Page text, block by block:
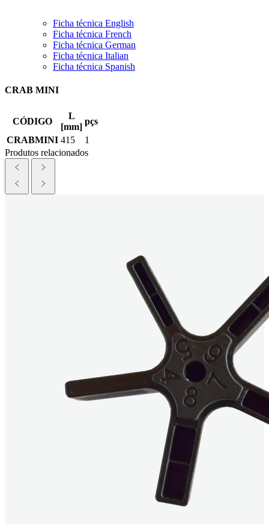
Ficha técnica English
Ficha técnica French
Ficha técnica German
Ficha técnica Italian
Ficha técnica Spanish
CRAB MINI
CÓDIGO
L
[mm]
pçs
CRABMINI 415
1
Produtos relacionados